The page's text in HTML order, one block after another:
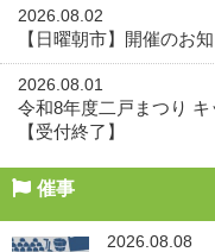
2026.08.02
【日曜朝市】開催のお
2026.08.01
令和8年度二戸まつり
【受付終了】
催事
2026.08.08